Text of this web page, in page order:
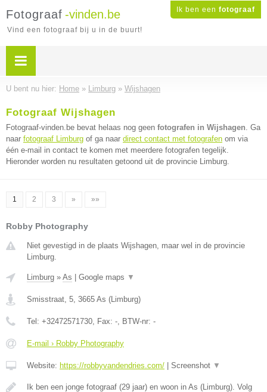
Ik ben een fotograaf
Fotograaf -vinden.be
Vind een fotograaf bij u in de buurt!
U bent nu hier: Home » Limburg » Wijshagen
Fotograaf Wijshagen
Fotograaf-vinden.be bevat helaas nog geen fotografen in Wijshagen. Ga
naar fotograaf Limburg of ga naar direct contact met fotografen om via
één e-mail in contact te komen met meerdere fotografen tegelijk.
Hieronder worden nu resultaten getoond uit de provincie Limburg.
1 2 3 » »»
Robby Photography
Niet gevestigd in de plaats Wijshagen, maar wel in de provincie
Limburg.
Limburg » As Google maps ▼
Smisstraat, 5, 3665 As (Limburg)
Tel: +32472571730, Fax: -, BTW-nr: -
E-mail › Robby Photography
Website: https://robbyvandendries.com/ Screenshot ▼
Ik ben een jonge fotograaf (29 jaar) en woon in As (Limburg). Volg